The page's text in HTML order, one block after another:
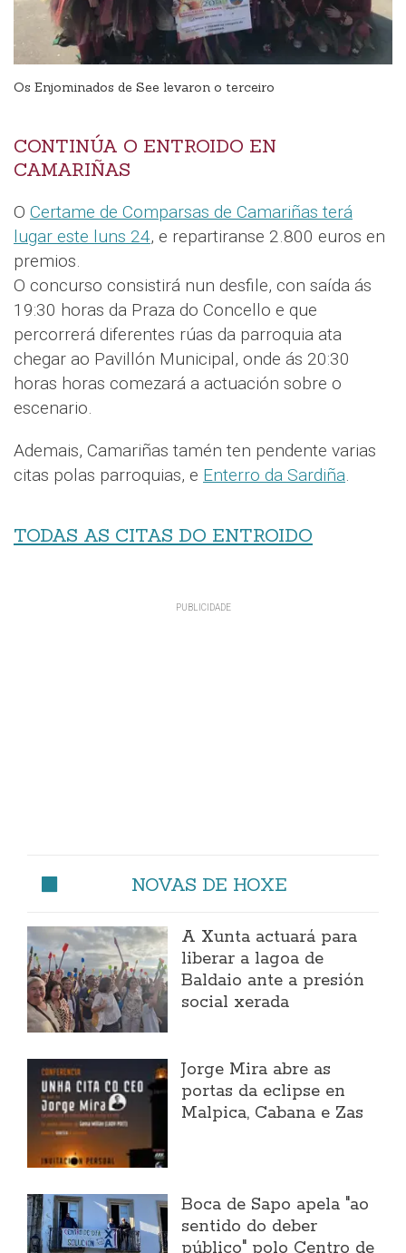
Os Enjominados de See levaron o terceiro
CONTINÚA O ENTROIDO EN
CAMARIÑAS
O Certame de Comparsas de Camariñas terá
lugar este luns 24, e repartiranse 2.800 euros en
premios.
O concurso consistirá nun desfile, con saída ás
19:30 horas da Praza do Concello e que
percorrerá diferentes rúas da parroquia ata
chegar ao Pavillón Municipal, onde ás 20:30
horas horas comezará a actuación sobre o
escenario.
Ademais, Camariñas tamén ten pendente varias
citas polas parroquias, e Enterro da Sardiña.
TODAS AS CITAS DO ENTROIDO
NOVAS DE HOXE
A Xunta actuará para
liberar a lagoa de
Baldaio ante a presión
social xerada
Jorge Mira abre as
portas da eclipse en
Malpica, Cabana e Zas
Boca de Sapo apela "ao
sentido do deber
público" polo Centro de